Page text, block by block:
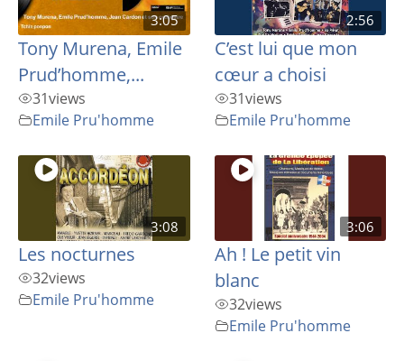
3:05
Tony Murena, Emile
Prud’homme,...
31views
Emile Pru'homme
2:56
C’est lui que mon
cœur a choisi
31views
Emile Pru'homme
3:08
Les nocturnes
32views
Emile Pru'homme
3:06
Ah ! Le petit vin
blanc
32views
Emile Pru'homme